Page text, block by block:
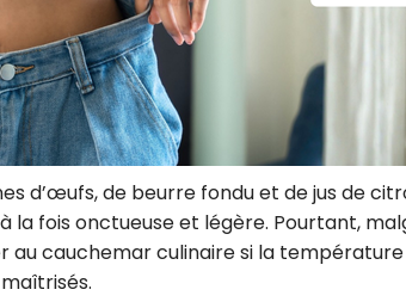
d’œufs, de beurre fondu et de jus de
la fois onctueuse et légère. Pourtant,
cauchemar culinaire si la